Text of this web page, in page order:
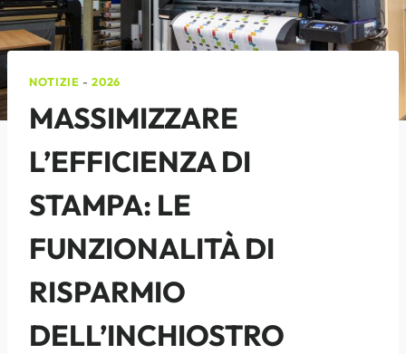
NOTIZIE -2026
MASSIMIZZARE
L’EFFICIENZA DI
STAMPA: LE
FUNZIONALITÀ DI
RISPARMIO
DELL’INCHIOSTRO